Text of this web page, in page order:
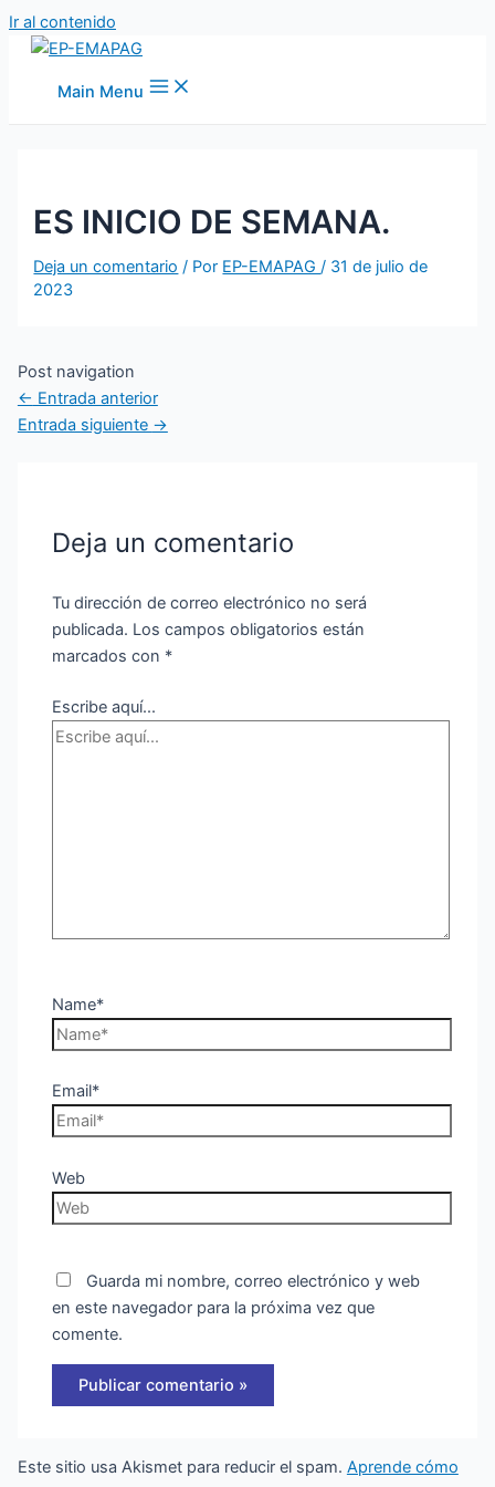
Ir al contenido
Main Menu
ES INICIO DE SEMANA.
Deja un comentario / Por EP-EMAPAG/ 31 de julio de
2023
Post navigation
← Entrada anterior
Entrada siguiente →
Deja un comentario
Tu dirección de correo electrónico no será
publicada. Los campos obligatorios están
marcados con *
Escribe aquí...
Name*
Email*
Web
Guarda mi nombre, correo electrónico y web
en este navegador para la próxima vez que
comente.
Este sitio usa Akismet para reducir el spam. Aprende cómo